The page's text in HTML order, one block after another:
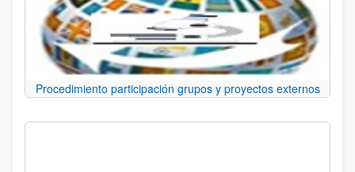
Procedimiento participación grupos y proyectos externos